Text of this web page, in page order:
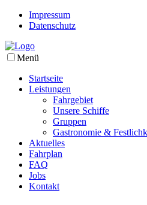
Impressum
Datenschutz
Menü
Startseite
Leistungen
Fahrgebiet
Unsere Schiffe
Gruppen
Gastronomie &
Aktuelles
Fahrplan
FAQ
Jobs
Kontakt